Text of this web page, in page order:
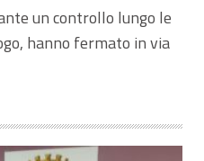
un controllo lungo le
hanno fermato in via